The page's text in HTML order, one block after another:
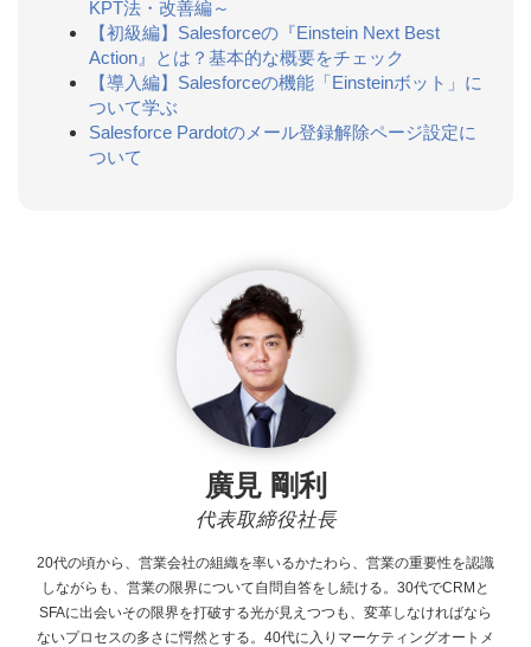
KPT法・改善編～
【初級編】Salesforceの『Einstein Next Best
Action』とは？基本的な概要をチェック
【導入編】Salesforceの機能「Einsteinボット」に
ついて学ぶ
Salesforce Pardotのメール登録解除ページ設定に
ついて
廣見 剛利
代表取締役社長
20代の頃から、営業会社の組織を率いるかたわら、営業の重要性を認識
しながらも、営業の限界について自問自答をし続ける。30代でCRMと
SFAに出会いその限界を打破する光が見えつつも、変革しなければなら
ないプロセスの多さに愕然とする。40代に入りマーケティングオートメ